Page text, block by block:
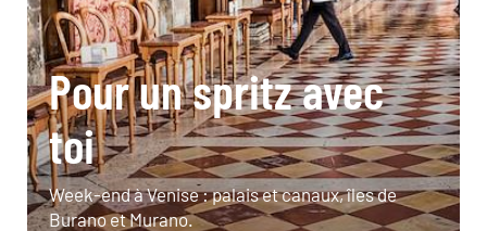
Pour un spritz avec
toi
Week-end à Venise : palais et canaux, îles de
Burano et Murano.